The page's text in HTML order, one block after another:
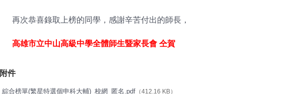
再次恭喜錄取上榜的同學，感謝辛苦付出的師長，
高雄市立中山高級中學全體師生暨家長會 仝賀
附件
綜合榜單(繁星特選個申科大輔)_校網_匿名.pdf （412.16 KB）